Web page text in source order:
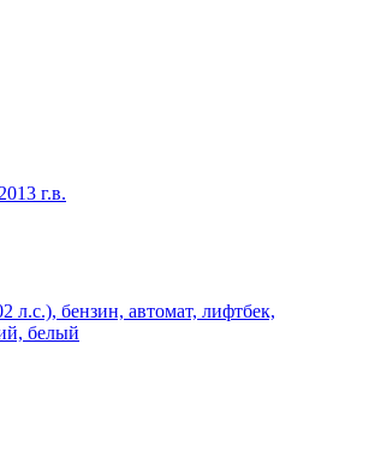
2013 г.в.
л.с.), бензин, автомат, лифтбек,
белый